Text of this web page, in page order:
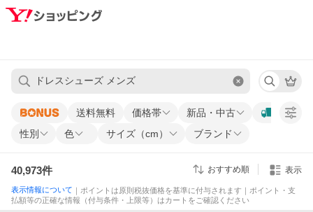
送料無料 価格帯
新品・中古
性別
色 サイズ（cm） ブランド
40,973件 おすすめ順 表示
表示情報について ｜ポイントは原則税抜価格を基準に付与されます｜ポイント・支
払額等の正確な情報（付与条件・上限等）はカートをご確認ください